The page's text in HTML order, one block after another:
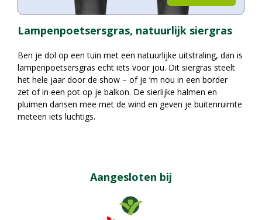
Lampenpoetsersgras, natuurlijk siergras
Ben je dol op een tuin met een natuurlijke uitstraling, dan is
lampenpoetsersgras echt iets voor jou. Dit siergras steelt
het hele jaar door de show – of je ‘m nou in een border
zet of in een pot op je balkon. De sierlijke halmen en
pluimen dansen mee met de wind en geven je buitenruimte
meteen iets luchtigs.
Aangesloten bij